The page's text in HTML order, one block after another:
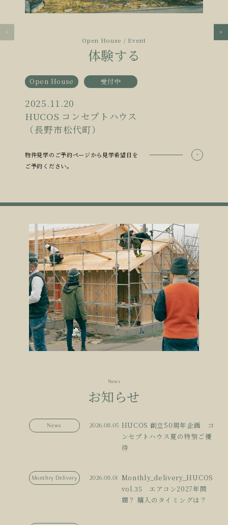
Open House / Event
体験する
Open House 受付中
2025.11.20
HUCOS コンセプトハウス
（長野市松代町）
物件見学のご予約ページから見学希望日を
ご予約ください。
News
お知らせ
News 2026.08.05 HUCOS 創立50周年企画 コ
ンセプトハウス夏の特別ご優
待
Monthry Delivery 2026.08.01
Monthly_delivery_HUCOS
vol.35 エアコン2027年問
題？ 購入のタイミングは？